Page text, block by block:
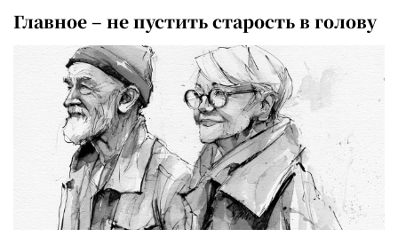
Главное – не пустить старость в голову